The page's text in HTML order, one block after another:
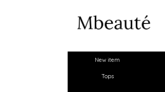
New item
Tops